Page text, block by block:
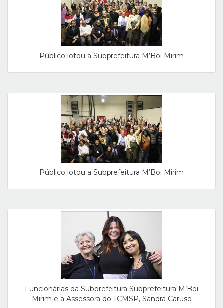
Público lotou a Subprefeitura M’Boi Mirim
Público lotou a Subprefeitura M’Boi Mirim
Funcionárias da Subprefeitura Subprefeitura M’Boi
Mirim e a Assessora do TCMSP, Sandra Caruso